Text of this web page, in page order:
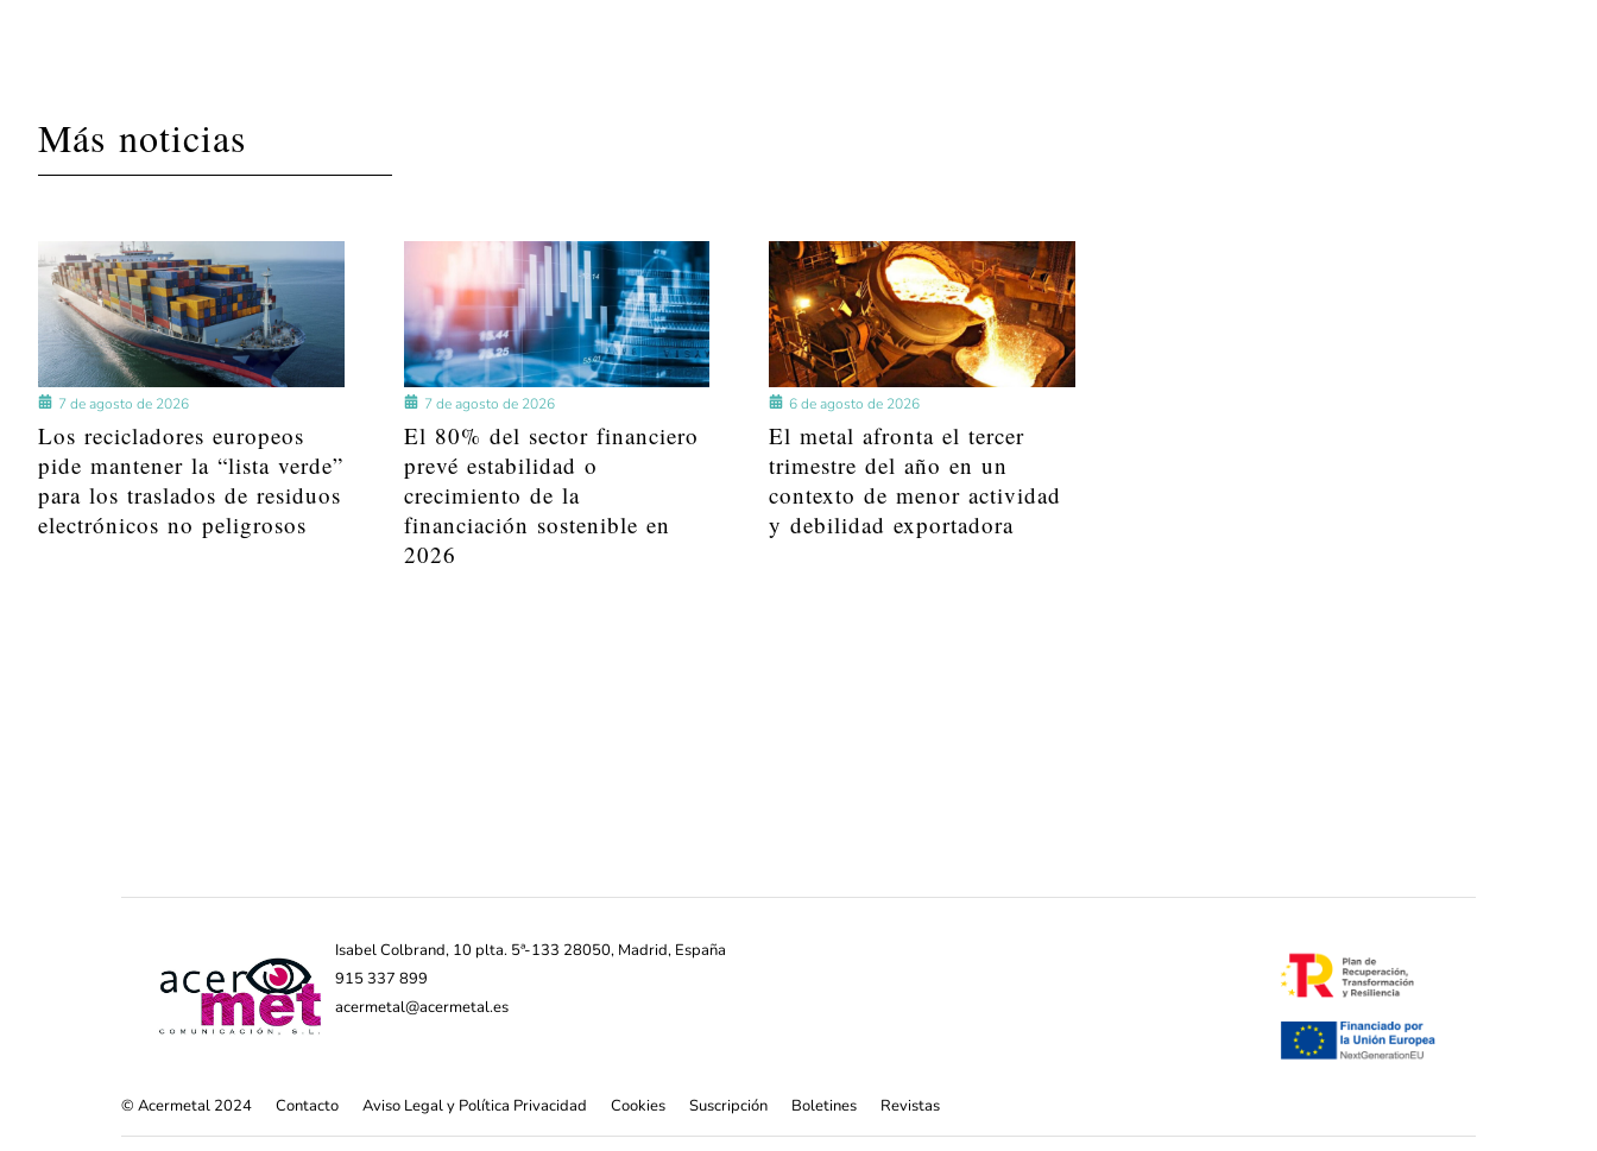
Más noticias
7 de agosto de 2026
Los recicladores europeos
pide mantener la “lista verde”
para los traslados de residuos
electrónicos no peligrosos
7 de agosto de 2026
El 80% del sector financiero
prevé estabilidad o
crecimiento de la
financiación sostenible en
2026
6 de agosto de 2026
El metal afronta el tercer
trimestre del año en un
contexto de menor actividad
y debilidad exportadora
Isabel Colbrand, 10 plta. 5ª-133 28050, Madrid, España
915 337 899
acermetal@acermetal.es
© Acermetal 2024 Contacto Aviso Legal y Política Privacidad Cookies Suscripción Boletines Revistas